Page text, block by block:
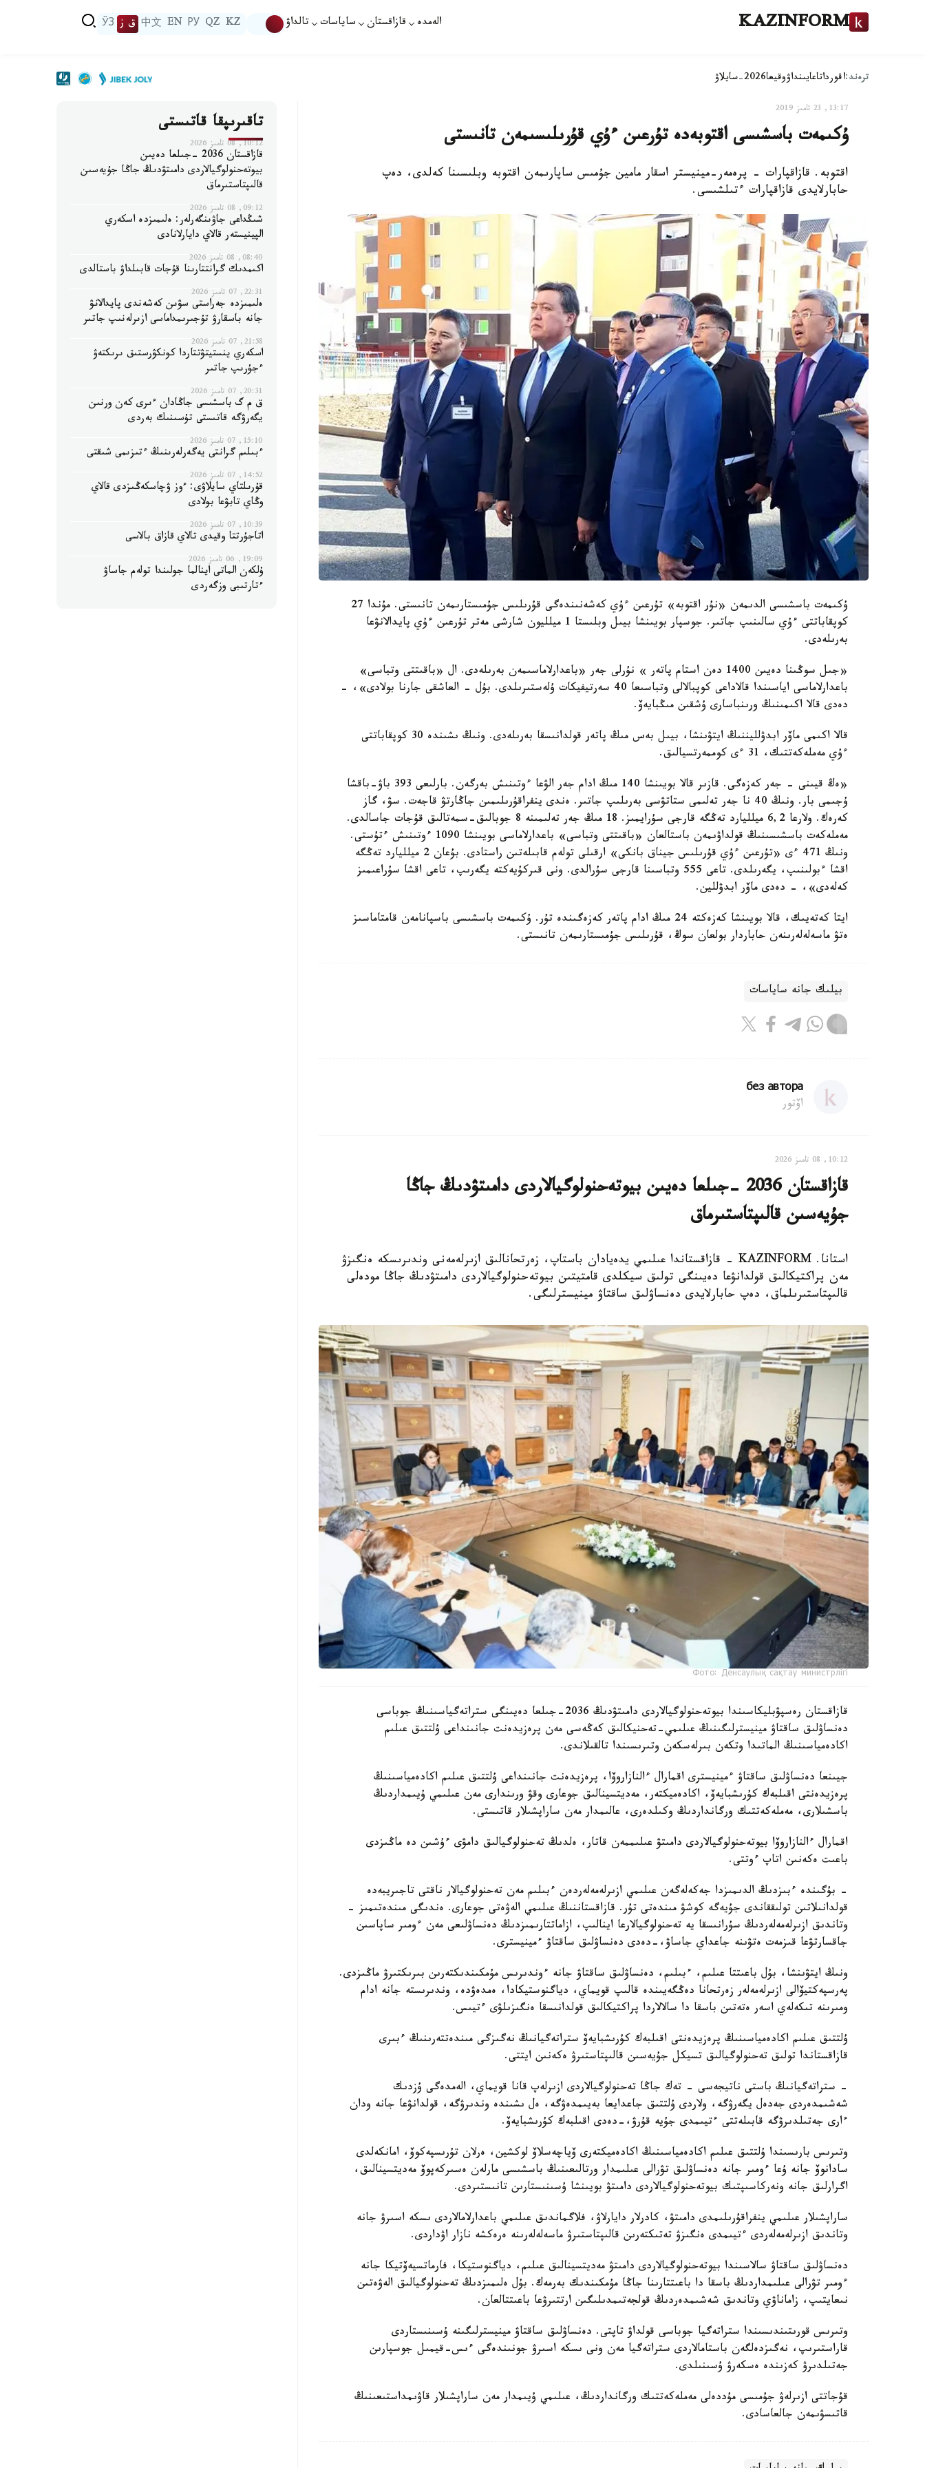
KAZINFORM الەمدە قازاقستان ساياسات تالداۋ KZ
QZ
РУ
EN
中文 ق ز ЎЗ
ترەند:اقورداتاعايىنداۋوقيعا2026-سايلاۋ
13:17, 23 تامىز 2019
ۇكىمەت باسشىسى اقتوبەدە تۇرعىن ءۇي قۇرىلىسىمەن تانىستى
اقتوبە. قازاقپارات - پرەمەر-مينيستر اسقار مامين جۇمىس ساپارىمەن اقتوبە وبلىسىنا كەلدى، دەپ
حابارلايدى قازاقپارات ءتىلشىسى.
ۇكىمەت باسشىسى الدىمەن «نۇر اقتوبە» تۇرعىن ءۇي كەشەنىندەگى قۇرىلىس جۇمىستارىمەن تانىستى. مۇندا 27
كوپقاباتتى ءۇي سالىنىپ جاتىر. جوسپار بويىنشا بيىل وبلىستا 1 ميلليون شارشى مەتر تۇرعىن ءۇي پايدالانۋعا
بەرىلەدى.
«جىل سوڭىنا دەيىن 1400 دەن استام پاتەر » نۇرلى جەر «باعدارلاماسىمەن بەرىلەدى. ال «باقىتتى وتباسى»
باعدارلاماسى اياسىندا قالاداعى كوپبالالى وتباسىعا 40 سەرتيفيكات ۇلەستىرىلدى. بۇل - العاشقى جارنا بولادى»، -
دەدى قالا اكىمىنىڭ ورىنباسارى ۇشقىن مىڭبايەۆ.
قالا اكىمى ماۆر ابدۋلليننىڭ ايتۋىنشا، بيىل بەس مىڭ پاتەر قولدانىسقا بەرىلەدى. ونىڭ ىشىندە 30 كوپقاباتتى
ءۇي مەملەكەتتىك، 31 ءى كوممەرتسيالىق.
«ەڭ قيىنى - جەر كەزەگى. قازىر قالا بويىنشا 140 مىڭ ادام جەر الۋعا ءوتىنىش بەرگەن. بارلىعى 393 باۋ-باقشا
ۇجىمى بار. ونىڭ 40 نا جەر تەلىمى ستاتۋسى بەرىلىپ جاتىر. ەندى ينفراقۇرىلىمىن جاڭارتۋ قاجەت. سۋ، گاز
كەرەك. ولارعا 6,2 ميلليارد تەڭگە قارجى سۇرايمىز. 18 مىڭ جەر تەلىمىنە 8 جوبالىق-سمەتالىق قۇجات جاسالدى.
مەملەكەت باسشىسىنىڭ قولداۋىمەن باستالعان «باقىتتى وتباسى» باعدارلاماسى بويىنشا 1090 ءوتىنىش ءتۇستى.
ونىڭ 471 ءى «تۇرعىن ءۇي قۇرىلىس جيناق بانكى» ارقىلى تولەم قابىلەتىن راستادى. بۇعان 2 ميلليارد تەڭگە
اقشا ءبولىنىپ، يگەرىلدى. تاعى 555 وتباسىنا قارجى سۇرالدى. ونى قىركۇيەكتە يگەرىپ، تاعى اقشا سۇراعىمىز
كەلەدى»، - دەدى ماۆر ابدۋللين.
ايتا كەتەيىك، قالا بويىنشا كەزەكتە 24 مىڭ ادام پاتەر كەزەگىندە تۇر. ۇكىمەت باسشىسى باسپانامەن قامتاماسىز
ەتۋ ماسەلەلەرىنەن حاباردار بولعان سوڭ، قۇرىلىس جۇمىستارىمەن تانىستى.
بيلىك جانە ساياسات
без автора
اۆتور
10:12, 08 تامىز 2026
قازاقستان 2036 -جىلعا دەيىن بيوتەحنولوگيالاردى دامىتۋدىڭ جاڭا
جۇيەسىن قالىپتاستىرماق
استانا. KAZINFORM - قازاقستاندا عىلىمي يدەيادان باستاپ، زەرتحانالىق ازىرلەمەنى وندىرىسكە ەنگىزۋ
مەن پراكتيكالىق قولدانۋعا دەيىنگى تولىق سيكلدى قامتيتىن بيوتەحنولوگيالاردى دامىتۋدىڭ جاڭا مودەلى
قالىپتاستىرىلماق، دەپ حابارلايدى دەنساۋلىق ساقتاۋ مينيسترلىگى.
Фото: Денсаулық сақтау министрлігі
قازاقستان رەسپۋبليكاسىندا بيوتەحنولوگيالاردى دامىتۋدىڭ 2036-جىلعا دەيىنگى ستراتەگياسىنىڭ جوباسى
دەنساۋلىق ساقتاۋ مينيسترلىگىنىڭ عىلىمي-تەحنيكالىق كەڭەسى مەن پرەزيدەنت جانىنداعى ۇلتتىق عىلىم
اكادەمياسىنىڭ الماتىدا وتكەن بىرلەسكەن وتىرىسىندا تالقىلاندى.
جيىنعا دەنساۋلىق ساقتاۋ ءمينيسترى اقمارال ءالنازاروۆا، پرەزيدەنت جانىنداعى ۇلتتىق عىلىم اكادەمياسىنىڭ
پرەزيدەنتى اقىلبەك كۇرىشبايەۆ، اكادەميكتەر، مەديتسينالىق جوعارى وقۋ ورىندارى مەن عىلىمي ۇيىمداردىڭ
باسشىلارى، مەملەكەتتىك ورگانداردىڭ وكىلدەرى، عالىمدار مەن ساراپشىلار قاتىستى.
اقمارال ءالنازاروۆا بيوتەحنولوگيالاردى دامىتۋ عىلىممەن قاتار، ەلدىڭ تەحنولوگيالىق دامۋى ءۇشىن دە ماڭىزدى
باعىت ەكەنىن اتاپ ءوتتى.
- بۇگىندە ءبىزدىڭ الدىمىزدا جەكەلەگەن عىلىمي ازىرلەمەلەردەن ءبىلىم مەن تەحنولوگيالار ناقتى تاجىريبەدە
قولدانىلاتىن تولىققاندى جۇيەگە كوشۋ مىندەتى تۇر. قازاقستاننىڭ عىلىمي الەۋەتى جوعارى. ەندىگى مىندەتىمىز -
وتاندىق ازىرلەمەلەردىڭ سۇرانىسقا يە تەحنولوگيالارعا اينالىپ، ازاماتتارىمىزدىڭ دەنساۋلىعى مەن ءومىر ساپاسىن
جاقسارتۋعا قىزمەت ەتۋىنە جاعداي جاساۋ،-دەدى دەنساۋلىق ساقتاۋ ءمينيسترى.
ونىڭ ايتۋىنشا، بۇل باعىتتا عىلىم، ءبىلىم، دەنساۋلىق ساقتاۋ جانە ءوندىرىس مۇمكىندىكتەرىن بىرىكتىرۋ ماڭىزدى.
پەرسپەكتيۆالى ازىرلەمەلەر زەرتحانا دەڭگەيىندە قالىپ قويماي، دياگنوستيكادا، ەمدەۋدە، وندىرىستە جانە ادام
ومىرىنە تىكەلەي اسەر ەتەتىن باسقا دا سالالاردا پراكتيكالىق قولدانىسقا ەنگىزىلۋى ءتيىس.
ۇلتتىق عىلىم اكادەمياسىنىڭ پرەزيدەنتى اقىلبەك كۇرىشبايەۆ ستراتەگيانىڭ نەگىزگى مىندەتتەرىنىڭ ءبىرى
قازاقستاندا تولىق تەحنولوگيالىق تسيكل جۇيەسىن قالىپتاستىرۋ ەكەنىن ايتتى.
- ستراتەگيانىڭ باستى ناتيجەسى - تەك جاڭا تەحنولوگيالاردى ازىرلەپ قانا قويماي، الەمدەگى ۇزدىك
شەشىمدەردى جەدەل يگەرۋگە، ولاردى ۇلتتىق جاعدايعا بەيىمدەۋگە، ەل ىشىندە وندىرۋگە، قولدانۋعا جانە ودان
ءارى جەتىلدىرۋگە قابىلەتتى ءتيىمدى جۇيە قۇرۋ،-دەدى اقىلبەك كۇرىشبايەۆ.
وتىرىس بارىسىندا ۇلتتىق عىلىم اكادەمياسىنىڭ اكادەميكتەرى ۆياچەسلاۆ لوكشين، ەرلان تۇرىسپەكوۆ، امانكەلدى
سادانوۆ جانە ۇعا ءومىر جانە دەنساۋلىق تۋرالى عىلىمدار ورتالىعىنىڭ باسشىسى مارلەن ەسىركەپوۆ مەديتسينالىق،
اگرارلىق جانە ونەركاسىپتىك بيوتەحنولوگيالاردى دامىتۋ بويىنشا ۇسىنىستارىن تانىستىردى.
ساراپشىلار عىلىمي ينفراقۇرىلىمدى دامىتۋ، كادرلار دايارلاۋ، فلاگماندىق عىلىمي باعدارلامالاردى ىسكە اسىرۋ جانە
وتاندىق ازىرلەمەلەردى ءتيىمدى ەنگىزۋ تەتىكتەرىن قالىپتاستىرۋ ماسەلەلەرىنە ەرەكشە نازار اۋداردى.
دەنساۋلىق ساقتاۋ سالاسىندا بيوتەحنولوگيالاردى دامىتۋ مەديتسينالىق عىلىم، دياگنوستيكا، فارماتسيەۆتيكا جانە
ءومىر تۋرالى عىلىمداردىڭ باسقا دا باعىتتارىنا جاڭا مۇمكىندىك بەرمەك. بۇل ەلىمىزدىڭ تەحنولوگيالىق الەۋەتىن
نىعايتىپ، زاماناۋي وتاندىق شەشىمدەردىڭ قولجەتىمدىلىگىن ارتتىرۋعا باعىتتالعان.
وتىرىس قورىتىندىسىندا ستراتەگيا جوباسى قولداۋ تاپتى. دەنساۋلىق ساقتاۋ مينيسترلىگىنە ۇسىنىستاردى
قاراستىرىپ، نەگىزدەلگەن باستامالاردى ستراتەگيا مەن ونى ىسكە اسىرۋ جونىندەگى ءىس-قيمىل جوسپارىن
جەتىلدىرۋ كەزىندە ەسكەرۋ ۇسىنىلدى.
قۇجاتتى ازىرلەۋ جۇمىسى مۇددەلى مەملەكەتتىك ورگانداردىڭ، عىلىمي ۇيىمدار مەن ساراپشىلار قاۋىمداستىعىنىڭ
قاتىسۋىمەن جالعاسادى.
تاقىرىپقا قاتىستى
10:12, 08 تامىز 2026
قازاقستان 2036 -جىلعا دەيىن
بيوتەحنولوگيالاردى دامىتۋدىڭ جاڭا جۇيەسىن
قالىپتاستىرماق
09:12, 08 تامىز 2026
شىڭداعى جاۋىنگەرلەر: ەلىمىزدە اسكەري
الپينيستەر قالاي دايارلانادى
08:40, 08 تامىز 2026
اكىمدىك گرانتتارىنا قۇجات قابىلداۋ باستالدى
22:31, 07 تامىز 2026
ەلىمىزدە جەراستى سۋىن كەشەندى پايدالانۋ
جانە باسقارۋ تۇجىرىمداماسى ازىرلەنىپ جاتىر
21:58, 07 تامىز 2026
اسكەري ينستيتۋتتاردا كونكۋرستىق ىرىكتەۋ
ءجۇرىپ جاتىر
20:31, 07 تامىز 2026
ق م گ باسشىسى جاڭادان ءىرى كەن ورنىن
يگەرۋگە قاتىستى تۇسىنىك بەردى
15:10, 07 تامىز 2026
ءبىلىم گرانتى يەگەرلەرىنىڭ ءتىزىمى شىقتى
14:52, 07 تامىز 2026
قۇرىلتاي سايلاۋى: ءوز ۋچاسكەڭىزدى قالاي
وڭاي تابۋعا بولادى
10:39, 07 تامىز 2026
اتاجۇرتتا وقيدى تالاي قازاق بالاسى
19:09, 06 تامىز 2026
ۇلكەن الماتى اينالما جولىندا تولەم جاساۋ
ءتارتىبى وزگەردى